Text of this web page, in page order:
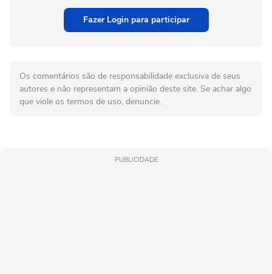
Fazer Login para participar
Os comentários são de responsabilidade exclusiva de seus
autores e não representam a opinião deste site. Se achar algo
que viole os termos de uso, denuncie.
PUBLICIDADE